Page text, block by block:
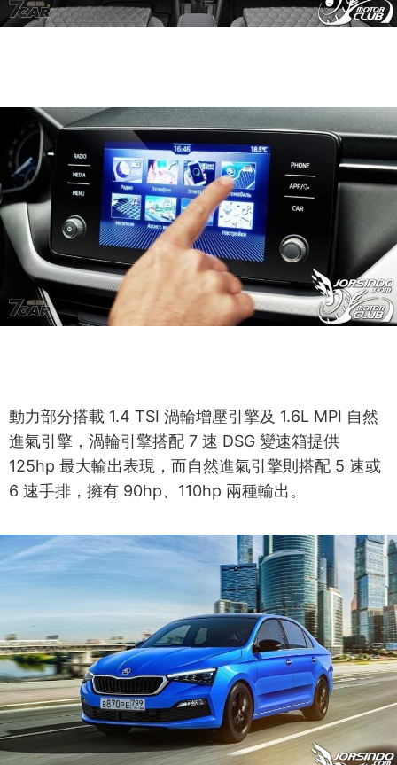
動力部分搭載 1.4 TSI 渦輪增壓引擎及 1.6L MPI 自然
進氣引擎，渦輪引擎搭配 7 速 DSG 變速箱提供
125hp 最大輸出表現，而自然進氣引擎則搭配 5 速或
6 速手排，擁有 90hp、110hp 兩種輸出。